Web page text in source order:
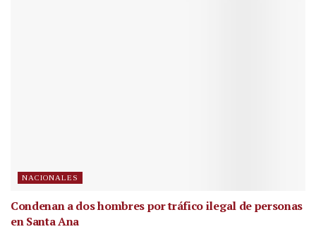
NACIONALES
Condenan a dos hombres por tráfico ilegal de personas
en Santa Ana